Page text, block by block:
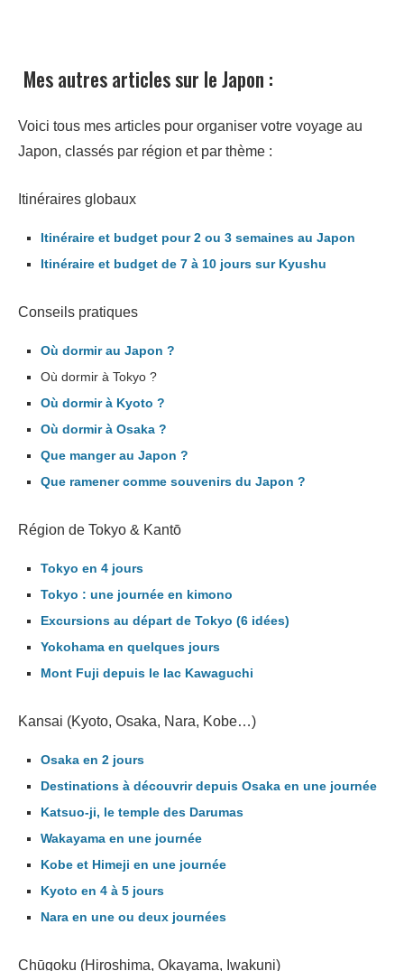
Mes autres articles sur le Japon :
Voici tous mes articles pour organiser votre voyage au
Japon, classés par région et par thème :
Itinéraires globaux
Itinéraire et budget pour 2 ou 3 semaines au Japon
Itinéraire et budget de 7 à 10 jours sur Kyushu
Conseils pratiques
Où dormir au Japon ?
Où dormir à Tokyo ?
Où dormir à Kyoto ?
Où dormir à Osaka ?
Que manger au Japon ?
Que ramener comme souvenirs du Japon ?
Région de Tokyo & Kantō
Tokyo en 4 jours
Tokyo : une journée en kimono
Excursions au départ de Tokyo (6 idées)
Yokohama en quelques jours
Mont Fuji depuis le lac Kawaguchi
Kansai (Kyoto, Osaka, Nara, Kobe…)
Osaka en 2 jours
Destinations à découvrir depuis Osaka en une journée
Katsuo-ji, le temple des Darumas
Wakayama en une journée
Kobe et Himeji en une journée
Kyoto en 4 à 5 jours
Nara en une ou deux journées
Chūgoku (Hiroshima, Okayama, Iwakuni)